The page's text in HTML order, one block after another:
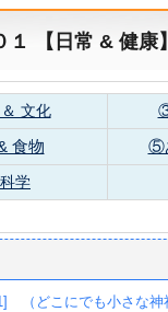
【日常 & 健康】
文化
食物 ⑤
学
（どこにでも小さな神